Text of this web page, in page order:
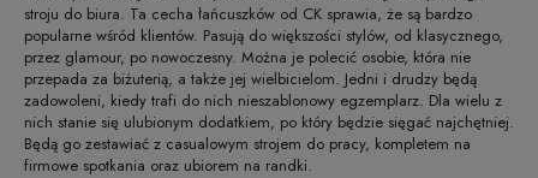
stroju do biura. Ta cecha łańcuszków od CK sprawia, że są bardzo
popularne wśród klientów. Pasują do większości stylów, od klasycznego,
przez glamour, po nowoczesny. Można je polecić osobie, która nie
przepada za biżuterią, a także jej wielbicielom. Jedni i drudzy będą
zadowoleni, kiedy trafi do nich nieszablonowy egzemplarz. Dla wielu z
nich stanie się ulubionym dodatkiem, po który będzie sięgać najchętniej.
Będą go zestawiać z casualowym strojem do pracy, kompletem na
firmowe spotkania oraz ubiorem na randki.